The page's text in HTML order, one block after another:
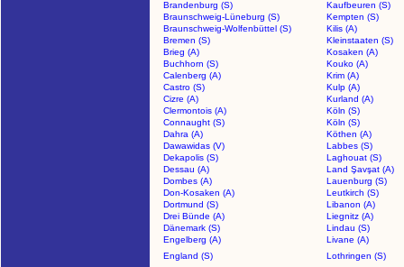
Brandenburg (S)
Kaufbeuren (S)
Braunschweig-Lüneburg (S)
Kempten (S)
Braunschweig-Wolfenbüttel (S)
Kilis (A)
Bremen (S)
Kleinstaaten (S)
Brieg (A)
Kosaken (A)
Buchhorn (S)
Kouko (A)
Calenberg (A)
Krim (A)
Castro (S)
Kulp (A)
Cizre (A)
Kurland (A)
Clermontois (A)
Köln (S)
Connaught (S)
Köln (S)
Dahra (A)
Köthen (A)
Dawawidas (V)
Labbes (S)
Dekapolis (S)
Laghouat (S)
Dessau (A)
Land Şavşat (A)
Dombes (A)
Lauenburg (S)
Don-Kosaken (A)
Leutkirch (S)
Dortmund (S)
Libanon (A)
Drei Bünde (A)
Liegnitz (A)
Dänemark (S)
Lindau (S)
Engelberg (A)
Livane (A)
England (S)
Lothringen (S)